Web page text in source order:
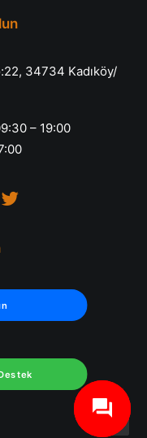
34734 Kadıköy/
– 19:00